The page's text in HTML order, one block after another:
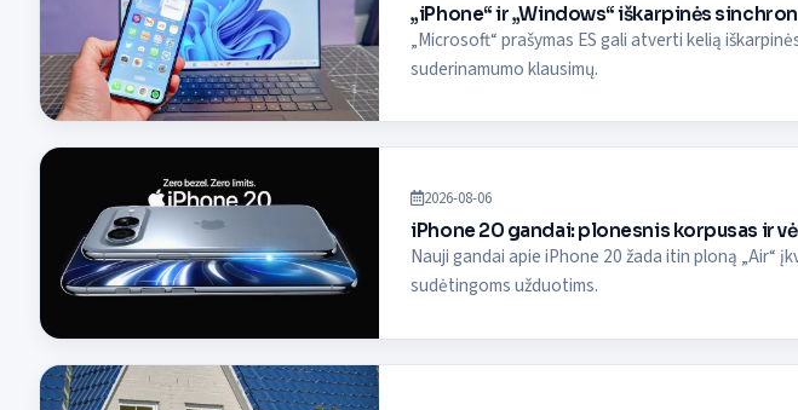
„iPhone“ ir „Windows“ iškarpinės
„Microsoft“ prašymas ES gali atverti kelią
suderinamumo klausimų.
2026-08-06
iPhone 20 gandai: plonesnis korpusas ir
Nauji gandai apie iPhone 20 žada itin ploną „Air“
sudėtingoms užduotims.